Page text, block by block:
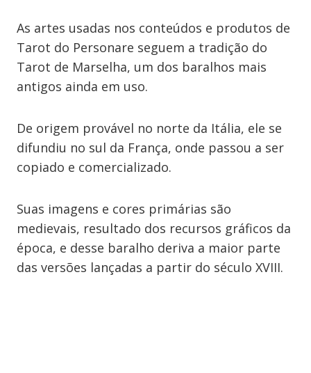
As artes usadas nos conteúdos e produtos de
Tarot do Personare seguem a tradição do
Tarot de Marselha, um dos baralhos mais
antigos ainda em uso.
De origem provável no norte da Itália, ele se
difundiu no sul da França, onde passou a ser
copiado e comercializado.
Suas imagens e cores primárias são
medievais, resultado dos recursos gráficos da
época, e desse baralho deriva a maior parte
das versões lançadas a partir do século XVIII.